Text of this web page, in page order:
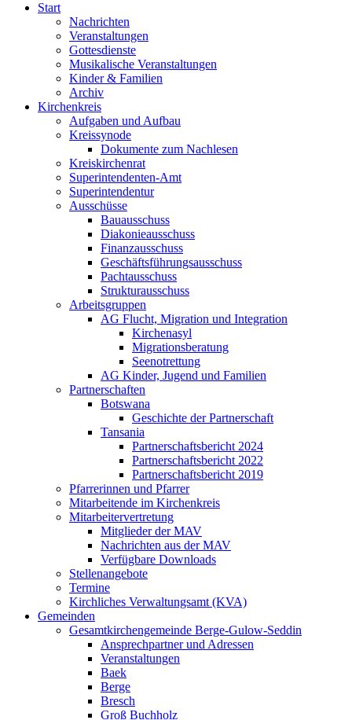
Start
Nachrichten
Veranstaltungen
Gottesdienste
Musikalische Veranstaltungen
Kinder & Familien
Archiv
Kirchenkreis
Aufgaben und Aufbau
Kreissynode
Dokumente zum Nachlesen
Kreiskirchenrat
Superintendenten-Amt
Superintendentur
Ausschüsse
Bauausschuss
Diakonieausschuss
Finanzausschuss
Geschäftsführungsausschuss
Pachtausschuss
Strukturausschuss
Arbeitsgruppen
AG Flucht, Migration und Integration
Kirchenasyl
Migrationsberatung
Seenotrettung
AG Kinder, Jugend und Familien
Partnerschaften
Botswana
Geschichte der Partnerschaft
Tansania
Partnerschaftsbericht 2024
Partnerschaftsbericht 2022
Partnerschaftsbericht 2019
Pfarrerinnen und Pfarrer
Mitarbeitende im Kirchenkreis
Mitarbeitervertretung
Mitglieder der MAV
Nachrichten aus der MAV
Verfügbare Downloads
Stellenangebote
Termine
Kirchliches Verwaltungsamt (KVA)
Gemeinden
Gesamtkirchengemeinde Berge-Gulow-Seddin
Ansprechpartner und Adressen
Veranstaltungen
Baek
Berge
Bresch
Groß Buchholz